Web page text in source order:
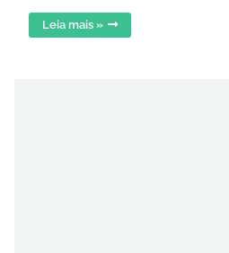
Leia mais »